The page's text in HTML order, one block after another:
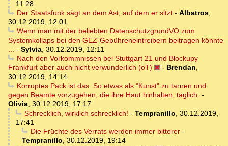
11:28
Der Staatsfunk sägt an dem Ast, auf dem er sitzt- Albatros,
30.12.2019, 12:01
Wenn man mit der beliebten DatenschutzgrundVO zum
Systemkollaps bei den GEZ-Gebühreneintreibern beitragen könnte
- Sylvia 30.12.2019, 12:11
Nach den Vorkommnissen bei Stuttgart 21 und Blockupy
Frankfurt aber auch nicht verwunderlich (oT)
- Brendan
30.12.2019, 14:14
Korruptes Pack ist das. So etwas als "Kunst" zu tarnen und
gegen Beamte vorzugehen, die ihre Haut hinhalten, täglich. -
Olivia 30.12.2019, 17:17
Schrecklich, wirklich schrecklich! - Tempranillo 30.12.2019,
17:41
Die Früchte des Verrats werden immer bitterer-
Tempranillo 30.12.2019, 19:14